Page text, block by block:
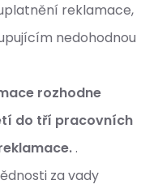
reklamace,
nedohodnou
rozhodne
do tří pracovních
.
za vady